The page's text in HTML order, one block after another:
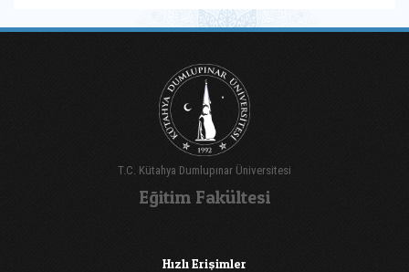
T.C. Kütahya Dumlupınar Üniversitesi
Eğitim Fakültesi
Hızlı Erişimler